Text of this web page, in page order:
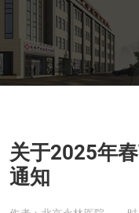
关于2025年
通知